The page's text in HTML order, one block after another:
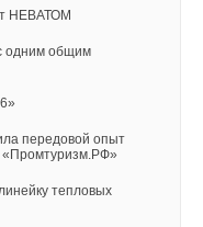
НЕВАТОМ
одним общим
передовой опыт
«Промтуризм.РФ»
тепловых